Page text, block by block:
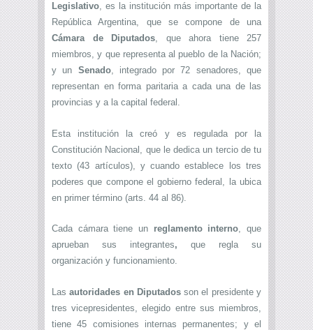
Legislativo, es la institución más importante de la
República Argentina, que se compone de una
Cámara de Diputados, que ahora tiene 257
miembros, y que representa al pueblo de la Nación;
y un Senado, integrado por 72 senadores, que
representan en forma paritaria a cada una de las
provincias y a la capital federal.
Esta institución la creó y es regulada por la
Constitución Nacional, que le dedica un tercio de tu
texto (43 artículos), y cuando establece los tres
poderes que compone el gobierno federal, la ubica
en primer término (arts. 44 al 86).
Cada cámara tiene un reglamento interno, que
aprueban sus integrantes, que regla su
organización y funcionamiento.
Lasautoridades en Diputadosson el presidente y
tres vicepresidentes, elegido entre sus miembros,
tiene 45 comisiones internas permanentes; y el